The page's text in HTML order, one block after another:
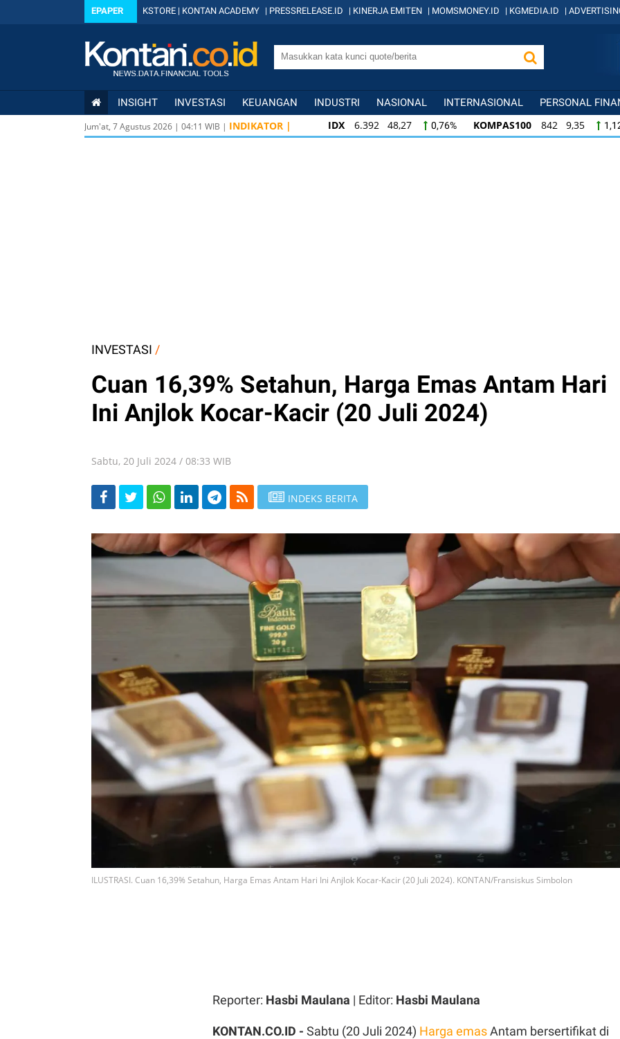
EPAPER KSTORE | KONTAN ACADEMY | PRESSRELEASE.ID | KINERJA EMITEN | MOMSMONEY.ID | KGMEDIA.ID |
INSIGHT INVESTASI KEUANGAN INDUSTRI NASIONAL INTERNASIONAL PERSONAL
Jum'at, 7 Agustus 2026 | 04:11 WIB | INDIKATOR | IDX 6.392 48,27 0,76% KOMPAS100 842 9,35
KOMPAS100
842 9,35 1,12% LQ45 639 7,95 1,26%
INVESTASI /
Cuan 16,39% Setahun, Harga Emas Antam Hari
Ini Anjlok Kocar-Kacir (20 Juli 2024)
Sabtu, 20 Juli 2024 / 08:33 WIB
INDEKS BERITA
ILUSTRASI. Cuan 16,39% Setahun, Harga Emas Antam Hari Ini Anjlok Kocar-Kacir (20 Juli 2024). KONTAN/Fransiskus Simbolon
Reporter: Hasbi Maulana | Editor: Hasbi Maulana
KONTAN.CO.ID - Sabtu (20 Juli 2024) Harga emasAntam bersertifikat di